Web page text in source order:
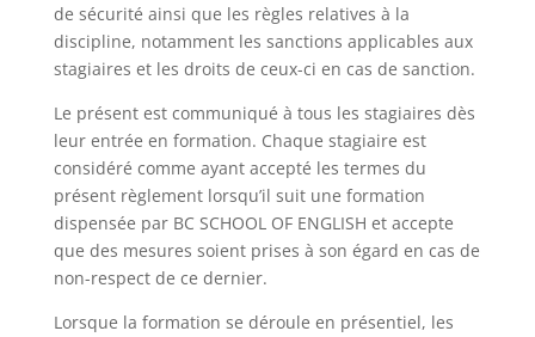
de sécurité ainsi que les règles relatives à la
discipline, notamment les sanctions applicables aux
stagiaires et les droits de ceux-ci en cas de sanction.
Le présent est communiqué à tous les stagiaires dès
leur entrée en formation. Chaque stagiaire est
considéré comme ayant accepté les termes du
présent règlement lorsqu’il suit une formation
dispensée par BC SCHOOL OF ENGLISH et accepte
que des mesures soient prises à son égard en cas de
non-respect de ce dernier.
Lorsque la formation se déroule en présentiel, les